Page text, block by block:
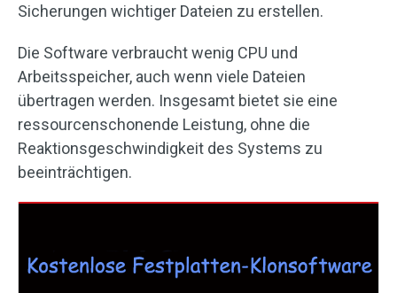
Sicherungen wichtiger Dateien zu erstellen.
Die Software verbraucht wenig CPU und
Arbeitsspeicher, auch wenn viele Dateien
übertragen werden. Insgesamt bietet sie eine
ressourcenschonende Leistung, ohne die
Reaktionsgeschwindigkeit des Systems zu
beeinträchtigen.